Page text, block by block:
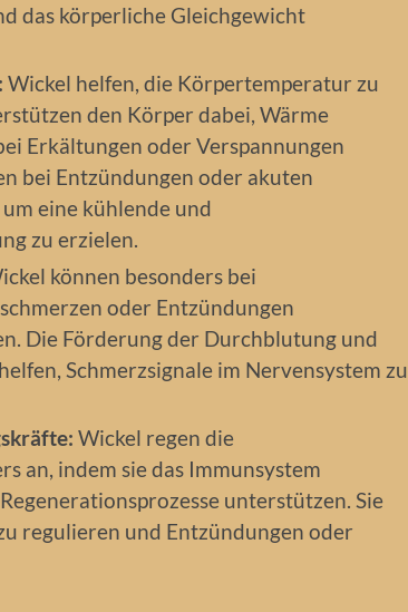
das körperliche Gleichgewicht
Wickel helfen, die Körpertemperatur zu
den Körper dabei, Wärme
Erkältungen oder Verspannungen
bei Entzündungen oder akuten
eine kühlende und
zu erzielen.
können besonders bei
oder Entzündungen
Die Förderung der Durchblutung und
Schmerzsignale im Nervensystem zu
Wickel regen die
an, indem sie das Immunsystem
unterstützen. Sie
regulieren und Entzündungen oder